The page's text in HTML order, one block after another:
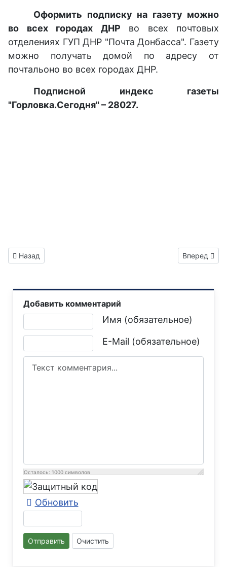
Оформить подписку на газету можно
во всех городах ДНР во всех почтовых
отделениях ГУП ДНР "Почта Донбасса". Газету
можно получать домой по адресу от
почтальоно во всех городах ДНР.
Подписной индекс газеты
"Горловка.Сегодня" – 28027.
Предыдущий: Газета "Горловка.Сегодня" выпуск №360
Назад Следующий:
Вперед
Добавить комментарий
Имя (обязательное)
E-Mail (обязательное)
Текст комментария
Осталось: 1000 символов
Обновить
Отправить Очистить